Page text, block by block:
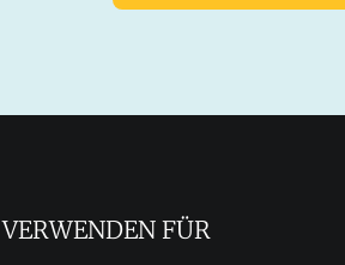
VERWENDEN FÜR